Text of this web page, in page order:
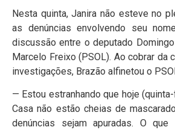
Nesta quinta, Janira não esteve no
as denúncias envolvendo seu
discussão entre o deputado
Marcelo Freixo (PSOL). Ao cobrar da
investigações, Brazão alfinetou o
— Estou estranhando que hoje
Casa não estão cheias de
denúncias sejam apuradas. O